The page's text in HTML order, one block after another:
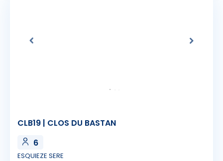
CLB19 | CLOS DU BASTAN
6
ESQUIEZE SERE